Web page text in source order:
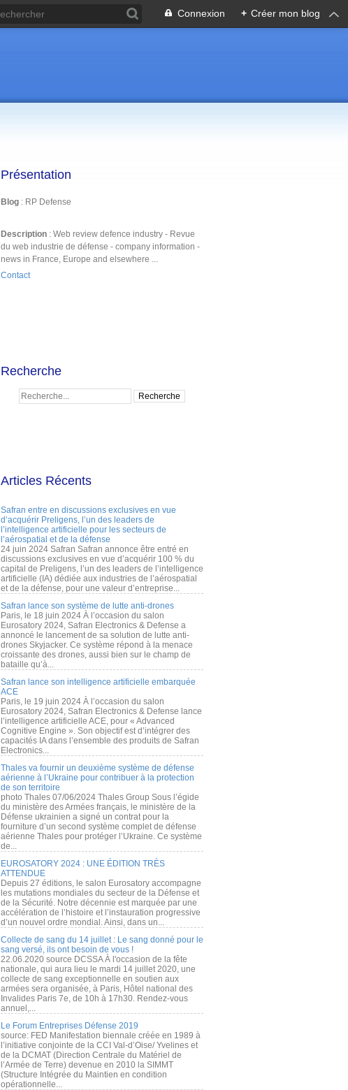
Connexion + Créer mon blog
Présentation
Blog : RP Defense
Description : Web review defence industry - Revue
du web industrie de défense - company information -
news in France, Europe and elsewhere ...
Contact
Recherche
Articles Récents
Safran entre en discussions exclusives en vue
d’acquérir Preligens, l’un des leaders de
l’intelligence artificielle pour les secteurs de
l’aérospatial et de la défense
24 juin 2024 Safran Safran annonce être entré en
discussions exclusives en vue d’acquérir 100 % du
capital de Preligens, l’un des leaders de l’intelligence
artificielle (IA) dédiée aux industries de l’aérospatial
et de la défense, pour une valeur d’entreprise...
Safran lance son système de lutte anti-drones
Paris, le 18 juin 2024 À l’occasion du salon
Eurosatory 2024, Safran Electronics & Defense a
annoncé le lancement de sa solution de lutte anti-
drones Skyjacker. Ce système répond à la menace
croissante des drones, aussi bien sur le champ de
bataille qu’à...
Safran lance son intelligence artificielle embarquée
ACE
Paris, le 19 juin 2024 À l’occasion du salon
Eurosatory 2024, Safran Electronics & Defense lance
l’intelligence artificielle ACE, pour « Advanced
Cognitive Engine ». Son objectif est d’intégrer des
capacités IA dans l’ensemble des produits de Safran
Electronics...
Thales va fournir un deuxième système de défense
aérienne à l’Ukraine pour contribuer à la protection
de son territoire
photo Thales 07/06/2024 Thales Group Sous l’égide
du ministère des Armées français, le ministère de la
Défense ukrainien a signé un contrat pour la
fourniture d’un second système complet de défense
aérienne Thales pour protéger l’Ukraine. Ce système
de...
EUROSATORY 2024 : UNE ÉDITION TRÈS
ATTENDUE
Depuis 27 éditions, le salon Eurosatory accompagne
les mutations mondiales du secteur de la Défense et
de la Sécurité. Notre décennie est marquée par une
accélération de l’histoire et l’instauration progressive
d’un nouvel ordre mondial. Ainsi, dans un...
Collecte de sang du 14 juillet : Le sang donné pour le
sang versé, ils ont besoin de vous !
22.06.2020 source DCSSA À l'occasion de la fête
nationale, qui aura lieu le mardi 14 juillet 2020, une
collecte de sang exceptionnelle en soutien aux
armées sera organisée, à Paris, Hôtel national des
Invalides Paris 7e, de 10h à 17h30. Rendez-vous
annuel,...
Le Forum Entreprises Défense 2019
source: FED Manifestation biennale créée en 1989 à
l’initiative conjointe de la CCI Val-d’Oise/ Yvelines et
de la DCMAT (Direction Centrale du Matériel de
l’Armée de Terre) devenue en 2010 la SIMMT
(Structure Intégrée du Maintien en condition
opérationnelle...